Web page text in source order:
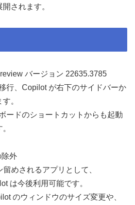
されます。
バージョン 22635.3785
行、Copilot が右下のサイドバーか
。
ードのショートカットからも起動
外
めされるアプリとして、
は今後利用可能です。
のウィンドウのサイズ変更や、